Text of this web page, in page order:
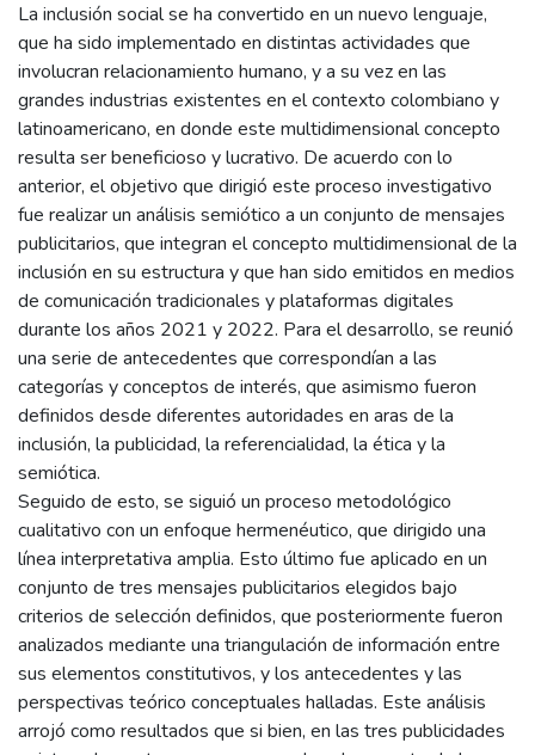
La inclusión social se ha convertido en un nuevo lenguaje,
que ha sido implementado en distintas actividades que
involucran relacionamiento humano, y a su vez en las
grandes industrias existentes en el contexto colombiano y
latinoamericano, en donde este multidimensional concepto
resulta ser beneficioso y lucrativo. De acuerdo con lo
anterior, el objetivo que dirigió este proceso investigativo
fue realizar un análisis semiótico a un conjunto de mensajes
publicitarios, que integran el concepto multidimensional de la
inclusión en su estructura y que han sido emitidos en medios
de comunicación tradicionales y plataformas digitales
durante los años 2021 y 2022. Para el desarrollo, se reunió
una serie de antecedentes que correspondían a las
categorías y conceptos de interés, que asimismo fueron
definidos desde diferentes autoridades en aras de la
inclusión, la publicidad, la referencialidad, la ética y la
semiótica.
Seguido de esto, se siguió un proceso metodológico
cualitativo con un enfoque hermenéutico, que dirigido una
línea interpretativa amplia. Esto último fue aplicado en un
conjunto de tres mensajes publicitarios elegidos bajo
criterios de selección definidos, que posteriormente fueron
analizados mediante una triangulación de información entre
sus elementos constitutivos, y los antecedentes y las
perspectivas teórico conceptuales halladas. Este análisis
arrojó como resultados que si bien, en las tres publicidades